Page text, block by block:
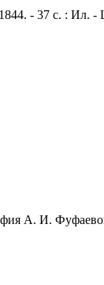
- 37 с. : Ил. -
А. И.